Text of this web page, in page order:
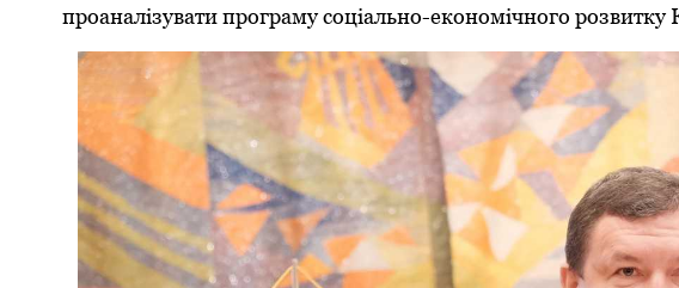
проаналізувати програму соціально-економічного